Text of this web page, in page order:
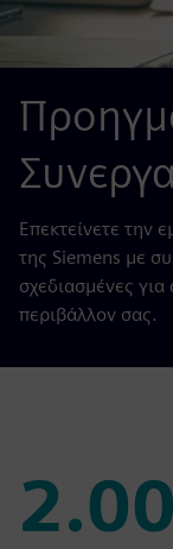
Επεκτείνετε την
της Siemens με
σχεδιασμένες
περιβάλλον σας.